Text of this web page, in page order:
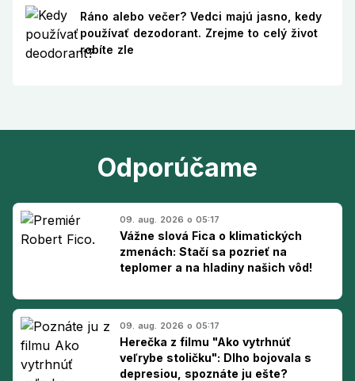
Ráno alebo večer? Vedci majú jasno, kedy
používať dezodorant. Zrejme to celý život
robíte zle
Odporúčame
09. aug. 2026 o 05:17
Vážne slová Fica o klimatických
zmenách: Stačí sa pozrieť na
teplomer a na hladiny našich vôd!
09. aug. 2026 o 05:17
Herečka z filmu "Ako vytrhnúť
veľrybe stoličku": Dlho bojovala s
depresiou, spoznáte ju ešte?